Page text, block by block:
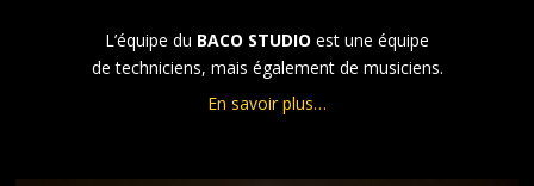
L’équipe du BACO STUDIO est une équipe
de techniciens, mais également de musiciens.
En savoir plus…